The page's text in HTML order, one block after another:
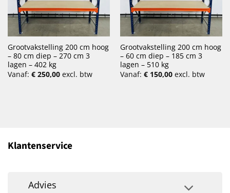
Grootvakstelling 200 cm hoog
– 80 cm diep – 270 cm 3
lagen – 402 kg
Vanaf: €250,00excl. btw
Grootvakstelling 200 cm hoog
– 60 cm diep – 185 cm 3
lagen – 510 kg
Vanaf: €150,00excl. btw
Klantenservice
Advies